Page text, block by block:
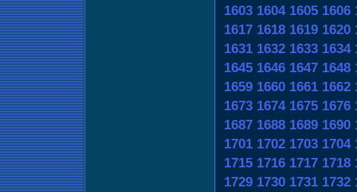
1603 1604 1605 1606
1617 1618 1619 1620
1631 1632 1633 1634
1645 1646 1647 1648
1659 1660 1661 1662
1673 1674 1675 1676
1687 1688 1689 1690
1701 1702 1703 1704
1715 1716 1717 1718
1729 1730 1731 1732